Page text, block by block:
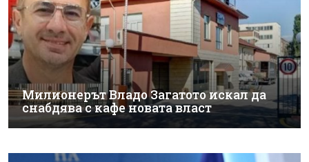
Милионерът Владо Загатото искал да
снабдява с кафе новата власт